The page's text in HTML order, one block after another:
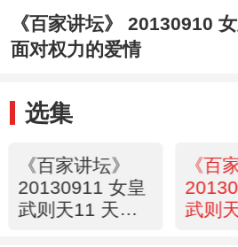
《百家讲坛》 20130910
面对权力的爱情
选集
《百家讲坛》
20130911 女皇
武则天11 天上
《百
武则